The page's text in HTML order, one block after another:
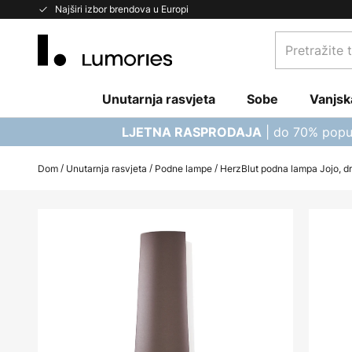
Najširi izbor brendova u Europi
Skip
Pretražite
trgovinu...
Unutarnja rasvjeta Sobe
LJETNA RASPRODAJA | do 70%
Dom Unutarnja rasvjeta Podne lampe HerzBlut podna lampa Jojo,